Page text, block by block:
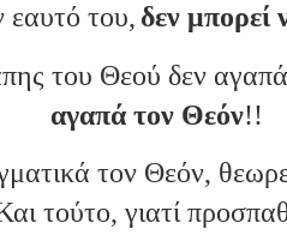
εαυτό του, δεν μπορεί
του Θεού δεν
αγαπά τον Θεόν!!
τον Θεόν,
τούτο, γιατί